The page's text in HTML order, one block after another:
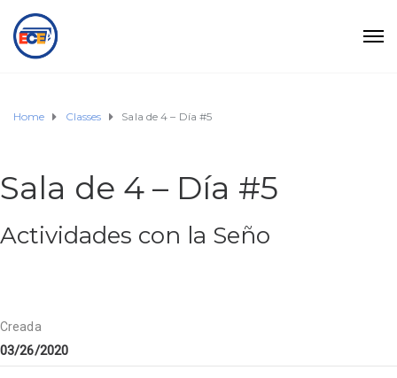
Home Classes Sala de 4 – Día #5
Sala de 4 – Día #5
Actividades con la Seño
Creada
03/26/2020